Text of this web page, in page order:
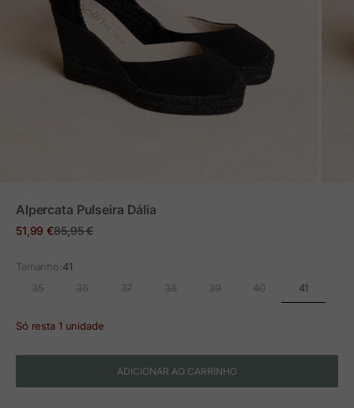
Alpercata Pulseira Dália
Preço em promoção
51,99 €Preço normal
85,95 €
Tamanho:41
35
36 37 38 39 40 41
Só resta 1 unidade
ADICIONAR AO CARRINHO